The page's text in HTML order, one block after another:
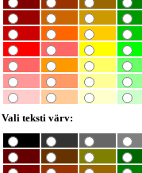
Vali teksti värv: